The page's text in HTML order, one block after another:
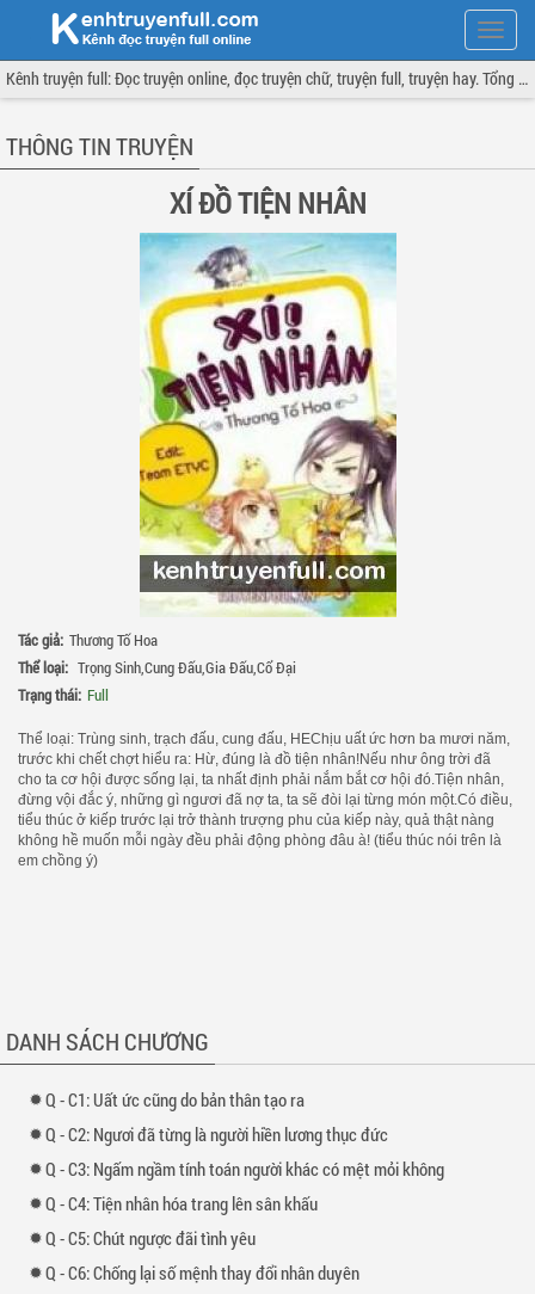
Hiện
menu
Kênh truyện full: Đọc truyện online, đọc truyện chữ, truyện full, truyện hay. Tổng hợp đầy đủ và cập nhật liên tục.
THÔNG TIN TRUYỆN
XÍ ĐỒ TIỆN NHÂN
Tác giả: Thương Tố Hoa
Thể loại: Trọng Sinh,Cung Đấu,Gia Đấu,Cổ Đại
Trạng thái: Full
Thể loại: Trùng sinh, trạch đấu, cung đấu, HEChịu uất ức hơn ba mươi năm,
trước khi chết chợt hiểu ra: Hừ, đúng là đồ tiện nhân!Nếu như ông trời đã
cho ta cơ hội được sống lại, ta nhất định phải nắm bắt cơ hội đó.Tiện nhân,
đừng vội đắc ý, những gì ngươi đã nợ ta, ta sẽ đòi lại từng món một.Có điều,
tiểu thúc ở kiếp trước lại trở thành trượng phu của kiếp này, quả thật nàng
không hề muốn mỗi ngày đều phải động phòng đâu à! (tiểu thúc nói trên là
em chồng ý)
DANH SÁCH CHƯƠNG
- 1: Uất ức cũng do bản thân tạo ra
- 2: Ngươi đã từng là người hiền lương thục đức
- 3: Ngấm ngầm tính toán người khác có mệt mỏi không
- 4: Tiện nhân hóa trang lên sân khấu
- 5: Chút ngược đãi tình yêu
- 6: Chống lại số mệnh thay đổi nhân duyên